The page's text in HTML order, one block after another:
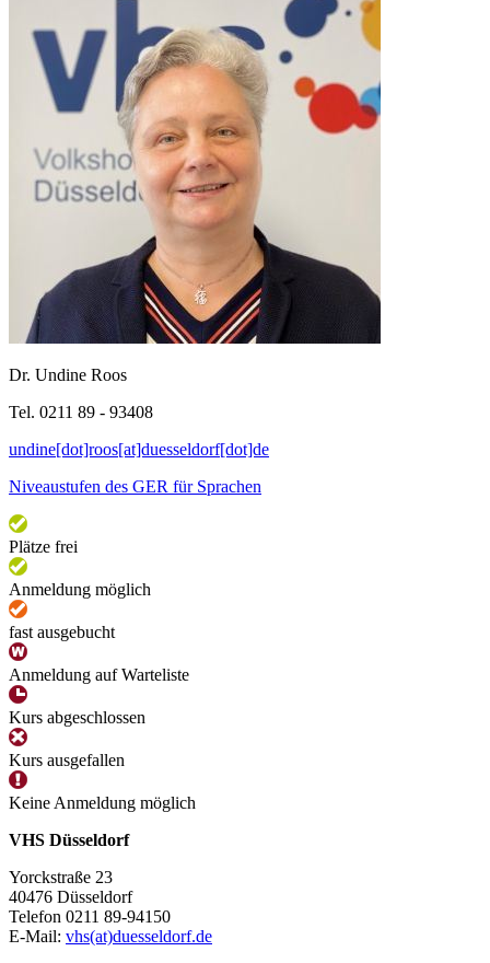
Dr. Undine Roos
Tel. 0211 89 - 93408
undine[dot]roos[at]duesseldorf[dot]de
Niveaustufen des GER für Sprachen
Plätze frei
Anmeldung möglich
fast ausgebucht
Anmeldung auf Warteliste
Kurs abgeschlossen
Kurs ausgefallen
Keine Anmeldung möglich
VHS Düsseldorf
Yorckstraße 23
40476 Düsseldorf
Telefon 0211 89-94150
E-Mail: vhs(at)duesseldorf.de